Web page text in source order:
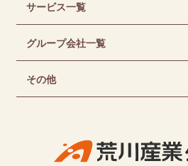
サービス一覧
グループ会社一覧
その他